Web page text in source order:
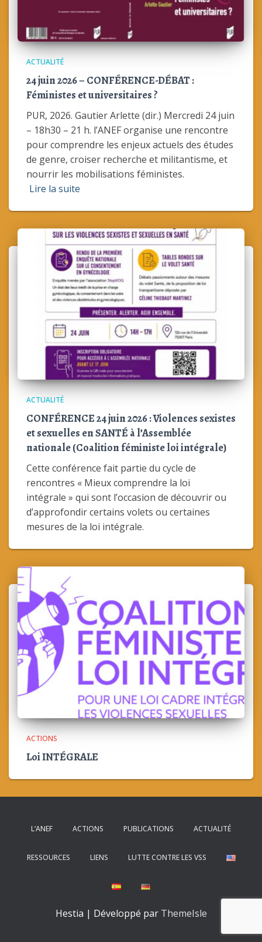
ACTUALITÉ
24 juin 2026 – CONFÉRENCE-DÉBAT :
Féministes et universitaires ?
PUR, 2026. Gautier Arlette (dir.) Mercredi 24 juin
– 18h30 – 21 h. l’ANEF organise une rencontre
pour comprendre les enjeux actuels des études
de genre, croiser recherche et militantisme, et
nourrir les mobilisations féministes.
Lire la suite
ACTUALITÉ
CONFÉRENCE 24 juin 2026 : Violences sexistes
et sexuelles en SANTÉ à l’Assemblée
nationale (Coalition féministe loi intégrale)
Cette conférence fait partie du cycle de
rencontres « Mieux comprendre la loi
intégrale » qui sont l’occasion de découvrir ou
d’approfondir certains volets ou certaines
mesures de la loi intégrale.
ACTIONS
Loi INTÉGRALE
L’ANEF ACTIONS PUBLICATIONS ACTUALITÉ
RESSOURCES LIENS LUTTE CONTRE LES VSS
Hestia | Développé par ThemeIsle